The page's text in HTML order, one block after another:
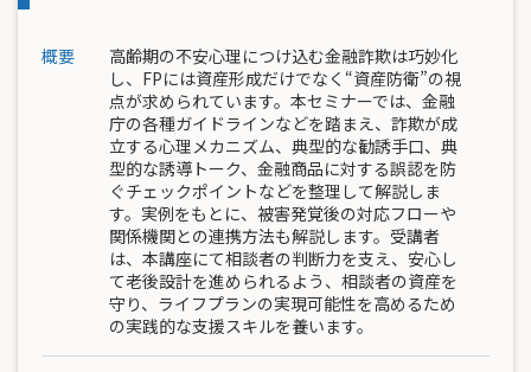
概要
高齢期の不安心理につけ込む金融詐欺は巧妙化
し、FPには資産形成だけでなく“資産防衛”の視
点が求められています。本セミナーでは、金融
庁の各種ガイドラインなどを踏まえ、詐欺が成
立する心理メカニズム、典型的な勧誘手口、典
型的な誘導トーク、金融商品に対する誤認を防
ぐチェックポイントなどを整理して解説しま
す。実例をもとに、被害発覚後の対応フローや
関係機関との連携方法も解説します。受講者
は、本講座にて相談者の判断力を支え、安心し
て老後設計を進められるよう、相談者の資産を
守り、ライフプランの実現可能性を高めるため
の実践的な支援スキルを養います。